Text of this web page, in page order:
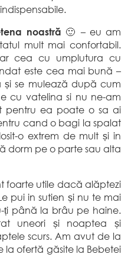
noastră 🙂 – eu am
mult mai confortabil.
cea cu umplutura cu
este cea mai bună –
și se mulează după cum
cu vatelina si nu ne-am
pentru ea poate o sa ai
cand o bagi la spalat
o extrem de mult și in
dorm pe o parte sau alta
foarte utile dacă alăptezi
pui in sutien și nu te mai
ți până la brâu pe haine.
uneori și noaptea și
scurs. Am avut de la
la ofertă găsite la Bebetei